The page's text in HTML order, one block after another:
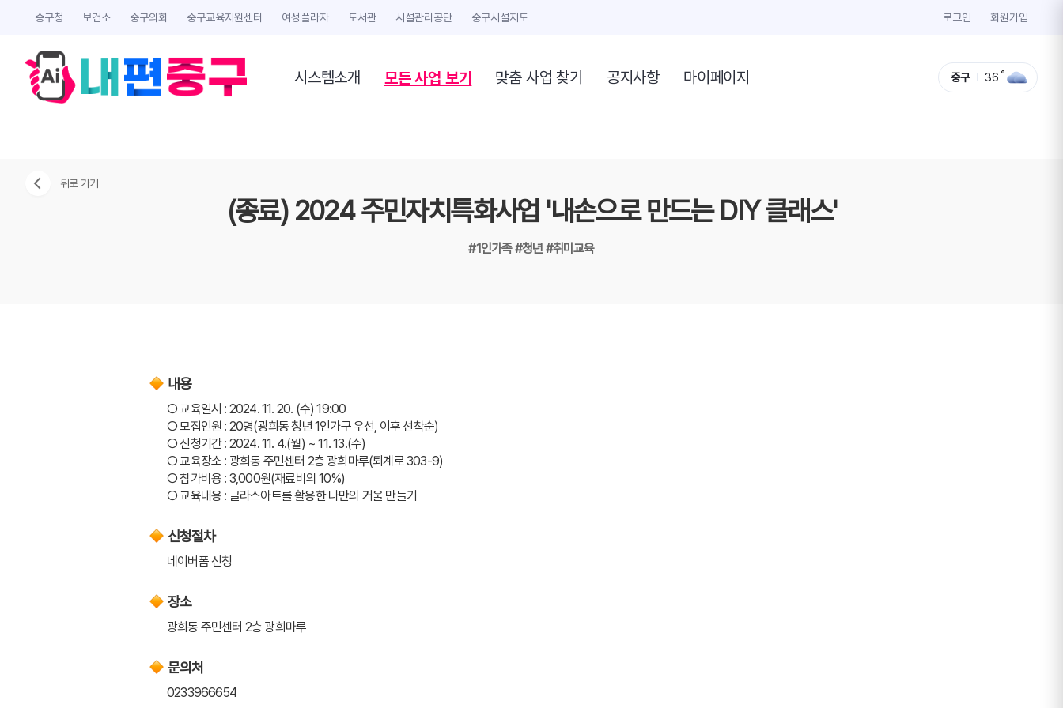
중구청 보건소 중구의회 중구교육지원센터 여성플라자 도서관 시설관리공단 중구시설지도 로그인 회원가입
시스템소개 모든 사업 보기 맞춤 사업 찾기 공지사항 마이페이지 중구 36
뒤로 가기
(종료) 2024 주민자치특화사업 '내손으로 만드는 DIY 클래스'
#1인가족#청년#취미교육
내용
○ 교육일시 : 2024. 11. 20. (수) 19:00
○ 모집인원 : 20명(광희동 청년 1인가구 우선, 이후 선착순)
○ 신청기간 : 2024. 11. 4.(월) ~ 11. 13.(수)
○ 교육장소 : 광희동 주민센터 2층 광희마루(퇴계로 303-9)
○ 참가비용 : 3,000원(재료비의 10%)
○ 교육내용 : 글라스아트를 활용한 나만의 거울 만들기
신청절차
네이버폼 신청
장소
광희동 주민센터 2층 광희마루
문의처
0233966654